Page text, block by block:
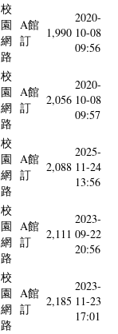
校
園
網
路
A館
訂
1,990
2020-
10-08
09:56
校
園
網
路
A館
訂
2,056
2020-
10-08
09:57
校
園
網
路
A館
訂
2,088
2025-
11-24
13:56
校
園
網
路
A館
訂
2,111
2023-
09-22
20:56
校
園
網
路
A館
訂
2,185
2023-
11-23
17:01